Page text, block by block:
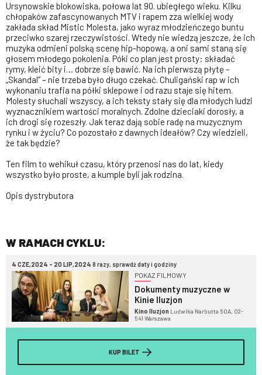
Ursynowskie blokowiska, połowa lat 90. ubiegłego wieku. Kilku
chłopaków zafascynowanych MTV i rapem zza wielkiej wody
zakłada skład Mistic Molesta, jako wyraz młodzieńczego buntu
przeciwko szarej rzeczywistości. Wtedy nie wiedzą jeszcze, że ich
muzyka odmieni polską scenę hip-hopową, a oni sami staną się
głosem młodego pokolenia. Póki co plan jest prosty: składać
rymy, kleić bity i… dobrze się bawić. Na ich pierwszą płytę –
„Skandal” – nie trzeba było długo czekać. Chuligański rap w ich
wykonaniu trafia na półki sklepowe i od razu staje się hitem.
Molesty słuchali wszyscy, a ich teksty stały się dla młodych ludzi
wyznacznikiem wartości moralnych. Zdolne dzieciaki dorosły, a
ich drogi się rozeszły. Jak teraz dają sobie radę na muzycznym
rynku i w życiu? Co pozostało z dawnych ideałów? Czy wiedzieli,
że tak będzie?
Ten film to wehikuł czasu, który przenosi nas do lat, kiedy
wszystko było proste, a kumple byli jak rodzina.
Opis dystrybutora
W RAMACH CYKLU:
4 CZE,2024 - 20 LIP,2024 8 razy, sprawdź daty i godziny
POKAZ FILMOWY
Dokumenty muzyczne w
Kinie Iluzjon
Kino Iluzjon Ludwika Narbutta 50A, 02-
541 Warszawa
KUP BILET